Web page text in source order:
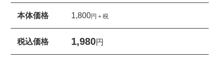
本体価格 1,800円＋税
税込価格 1,980円